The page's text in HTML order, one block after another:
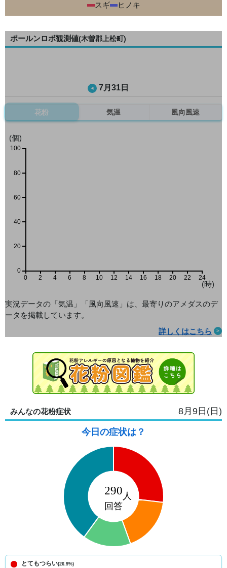
スギ
ヒノキ
ポールンロボ観測値(木曽郡上松町)
7月31日
花粉 気温 風向風速
0 2 4 6 8 10 12 14 16 18 20 22 24
(個)
(時)
0
20
40
60
80
100
実況データの「気温」「風向風速」は、最寄りのアメダスのデ
ータを掲載しています。
詳しくはこちら
みんなの花粉症状 8月9日(日)
今日の症状は？
とてもつらい(26.9%)